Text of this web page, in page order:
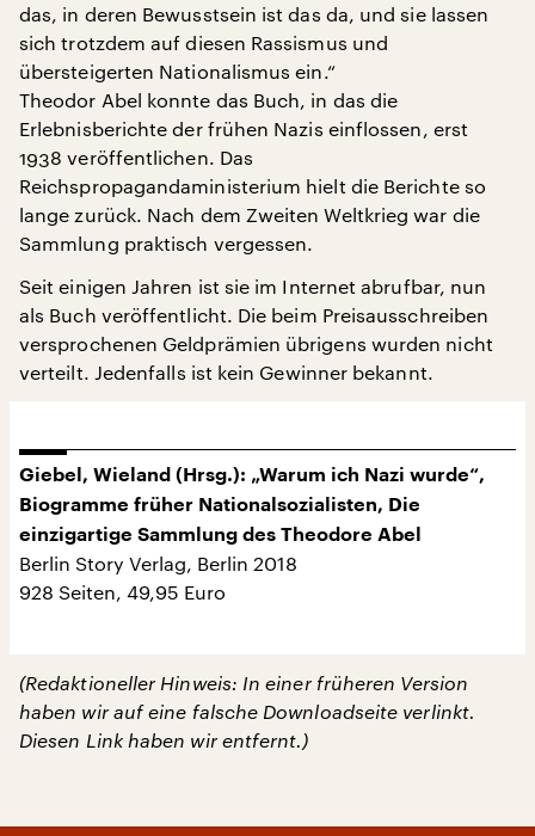
das, in deren Bewusstsein ist das da, und sie lassen
sich trotzdem auf diesen Rassismus und
übersteigerten Nationalismus ein.“
Theodor Abel konnte das Buch, in das die
Erlebnisberichte der frühen Nazis einflossen, erst
1938 veröffentlichen. Das
Reichspropagandaministerium hielt die Berichte so
lange zurück. Nach dem Zweiten Weltkrieg war die
Sammlung praktisch vergessen.
Seit einigen Jahren ist sie im Internet abrufbar, nun
als Buch veröffentlicht. Die beim Preisausschreiben
versprochenen Geldprämien übrigens wurden nicht
verteilt. Jedenfalls ist kein Gewinner bekannt.
Giebel, Wieland (Hrsg.): „Warum ich Nazi wurde“,
Biogramme früher Nationalsozialisten, Die
einzigartige Sammlung des Theodore Abel
Berlin Story Verlag, Berlin 2018
928 Seiten, 49,95 Euro
(Redaktioneller Hinweis: In einer früheren Version
haben wir auf eine falsche Downloadseite verlinkt.
Diesen Link haben wir entfernt.)